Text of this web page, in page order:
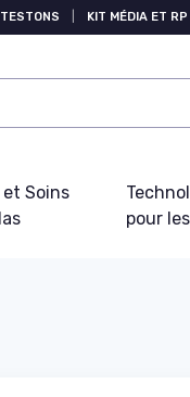
KIT MÉDIA ET RP
Soins
pour